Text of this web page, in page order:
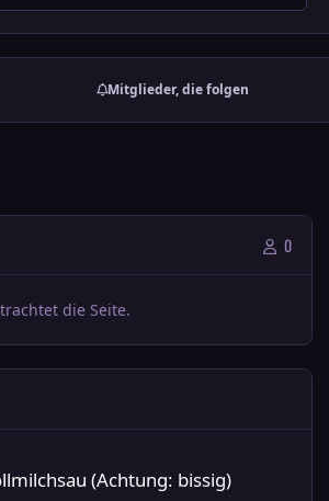
Mitglieder, die folgen
0
die Seite.
(Achtung: bissig)